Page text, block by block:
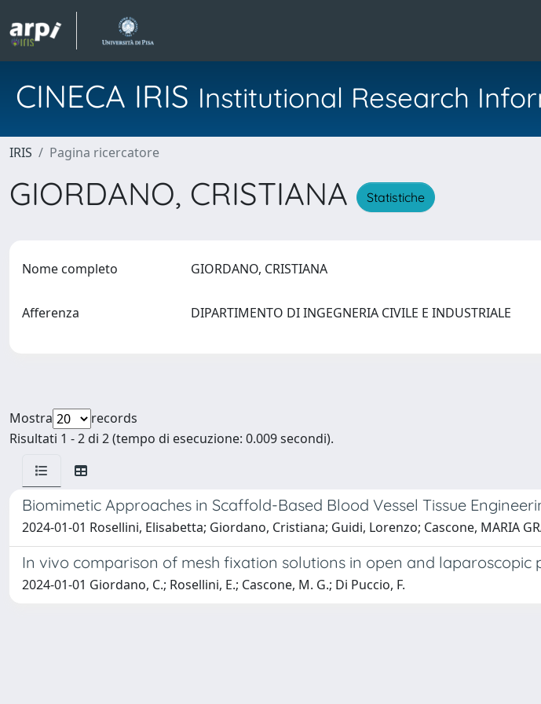
CINECA IRIS Institutional Research
IRIS Pagina ricercatore
GIORDANO, CRISTIANA Statistiche
Nome completo GIORDANO, CRISTIANA
Afferenza DIPARTIMENTO DI INGEGNERIA CIVILE E INDUSTRIALE
Mostra
records
Risultati 1 - 2 di 2 (tempo di esecuzione: 0.009 secondi).
Biomimetic Approaches in Scaffold-Based Blood Vessel Tissue
2024-01-01 Rosellini, Elisabetta; Giordano, Cristiana; Guidi, Lorenzo; Cascone, MARIA
In vivo comparison of mesh fixation solutions in open and
2024-01-01 Giordano, C.; Rosellini, E.; Cascone, M. G.; Di Puccio, F.